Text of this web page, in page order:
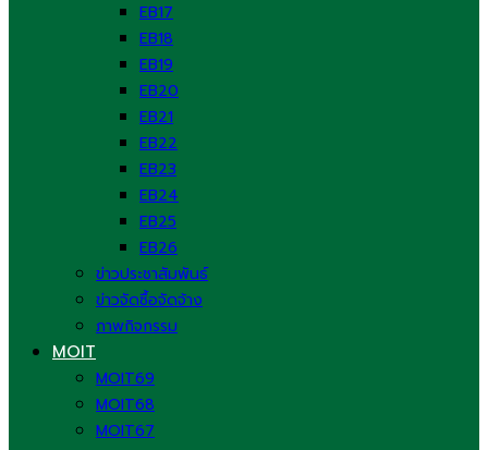
EB17
EB18
EB19
EB20
EB21
EB22
EB23
EB24
EB25
EB26
ข่าวประชาสัมพันธ์
ข่าวจัดซื้อจัดจ้าง
ภาพกิจกรรม
MOIT
MOIT69
MOIT68
MOIT67